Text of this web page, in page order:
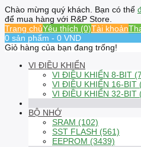
Chào mừng quý khách. Bạn có thể
để mua hàng với R&P Store.
Trang chủYêu thích (0)Tài khoản
0 sản phẩm - 0 VND
Giỏ hàng của bạn đang trống!
VI ĐIỀU KHIỂN
VI ĐIỀU KHIỂN 8-BIT
VI ĐIỀU KHIỂN 16-BIT
VI ĐIỀU KHIỂN 32-BIT
BỘ NHỚ
SRAM (102)
SST FLASH (561)
EEPROM (3439)